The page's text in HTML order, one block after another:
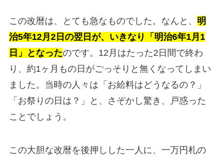
この改暦は、とても急なものでした。なんと、 明
治5年12月2日の翌日が、いきなり「明治6年1月1
日」となったのです。12月はたった2日間で終わ
り、約1ヶ月もの日がごっそりと無くなってしまい
ました。当時の人々は「お給料はどうなるの？」
「お祭りの日は？」と、さぞかし驚き、戸惑った
ことでしょう。
この大胆な改暦を後押しした一人に、一万円札の